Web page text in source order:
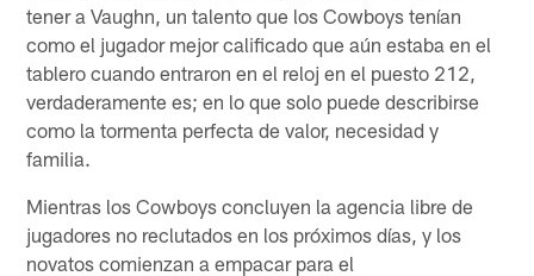
tener a Vaughn, un talento que los Cowboys tenían
como el jugador mejor calificado que aún estaba en el
tablero cuando entraron en el reloj en el puesto 212,
verdaderamente es; en lo que solo puede describirse
como la tormenta perfecta de valor, necesidad y
familia.
Mientras los Cowboys concluyen la agencia libre de
jugadores no reclutados en los próximos días, y los
novatos comienzan a empacar para el